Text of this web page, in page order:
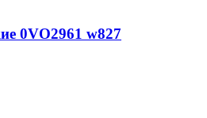
0VO2961 w827